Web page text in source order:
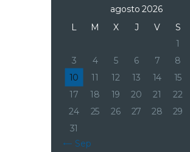
agosto 2026
L
M X J V S
1
3
4 5 6 7 8
10
11 12 13 14 15
17
18 19 20 21 22
24
25 26 27 28 29
31
« Sep